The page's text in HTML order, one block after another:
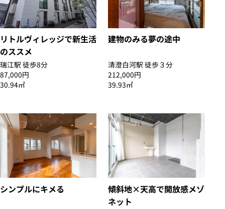
リトルヴィレッジで新生活
のススメ
瑞江駅 徒歩8分
87,000円
30.94㎡
建物のみる夢の途中
清澄白河駅 徒歩３分
212,000円
39.93㎡
シンプルにキメる
傾斜地×天高で開放感メゾ
ネット